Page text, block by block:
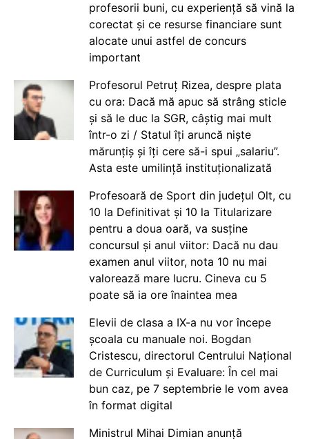
profesorii buni, cu experiență să vină la
corectat și ce resurse financiare sunt
alocate unui astfel de concurs
important
Profesorul Petruț Rizea, despre plata
cu ora: Dacă mă apuc să strâng sticle
și să le duc la SGR, câștig mai mult
într-o zi / Statul îți aruncă niște
mărunțiș și îți cere să-i spui „salariu”.
Asta este umilință instituționalizată
Profesoară de Sport din județul Olt, cu
10 la Definitivat și 10 la Titularizare
pentru a doua oară, va susține
concursul și anul viitor: Dacă nu dau
examen anul viitor, nota 10 nu mai
valorează mare lucru. Cineva cu 5
poate să ia ore înaintea mea
Elevii de clasa a IX-a nu vor începe
școala cu manuale noi. Bogdan
Cristescu, directorul Centrului Național
de Curriculum și Evaluare: În cel mai
bun caz, pe 7 septembrie le vom avea
în format digital
Ministrul Mihai Dimian anunță